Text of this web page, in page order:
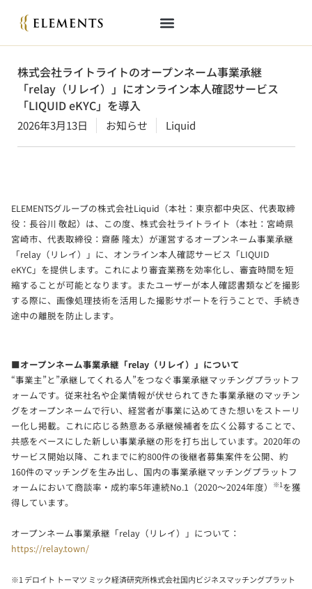
株式会社ライトライトのオープンネーム事業承継
「relay（リレイ）」にオンライン本人確認サービス
「LIQUID eKYC」を導入
2026年3月13日 お知らせ Liquid
ELEMENTSグループの株式会社Liquid（本社：東京都中央区、代表取締
役：長谷川 敬起）は、この度、株式会社ライトライト（本社：宮崎県
宮崎市、代表取締役：齋藤 隆太）が運営するオープンネーム事業承継
「relay（リレイ）」に、オンライン本人確認サービス「LIQUID
eKYC」を提供します。これにより審査業務を効率化し、審査時間を短
縮することが可能となります。またユーザーが本人確認書類などを撮影
する際に、画像処理技術を活用した撮影サポートを行うことで、手続き
途中の離脱を防止します。
■オープンネーム事業承継「relay（リレイ）」について
“事業主”と”承継してくれる人”をつなぐ事業承継マッチングプラットフ
ォームです。従来社名や企業情報が伏せられてきた事業承継のマッチン
グをオープンネームで行い、経営者が事業に込めてきた想いをストーリ
ー化し掲載。これに応じる熱意ある承継候補者を広く公募することで、
共感をベースにした新しい事業承継の形を打ち出しています。2020年の
サービス開始以降、これまでに約800件の後継者募集案件を公開、約
160件のマッチングを生み出し、国内の事業承継マッチングプラットフ
ォームにおいて商談率・成約率5年連続No.1（2020〜2024年度）
※1を獲
得しています。
オープンネーム事業承継「relay（リレイ）」について：
https://relay.town/
※1 デロイト トーマツ ミック経済研究所株式会社国内ビジネスマッチングプラット